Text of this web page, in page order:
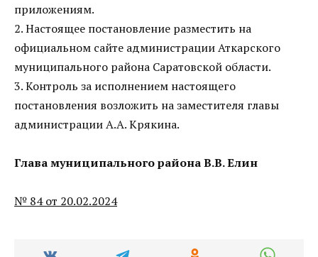
приложениям.
2. Настоящее постановление разместить на
официальном сайте администрации Аткарского
муниципального района Саратовской области.
3. Контроль за исполнением настоящего
постановления возложить на заместителя главы
администрации А.А. Крякина.
Глава муниципального района В.В. Елин
№ 84 от 20.02.2024